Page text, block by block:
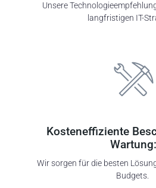
Unsere
langfristigen IT-
Kosteneffiziente
Wartung:
Wir sorgen für die besten
Budgets.